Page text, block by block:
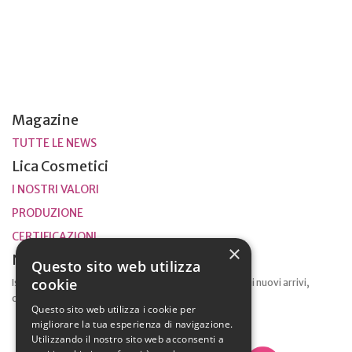
Magazine
TUTTE LE NEWS
Lica Cosmetici
I NOSTRI VALORI
PRODUZIONE
CERTIFICAZIONI
Newsletter
Iscriviti alla nostra lista per ricevere aggiornamenti sui nuovi arrivi,
offerte speciali e altre informazioni.
×
Questo sito web utilizza
cookie
Questo sito web utilizza i cookie per
migliorare la tua esperienza di navigazione.
Utilizzando il nostro sito web acconsenti a